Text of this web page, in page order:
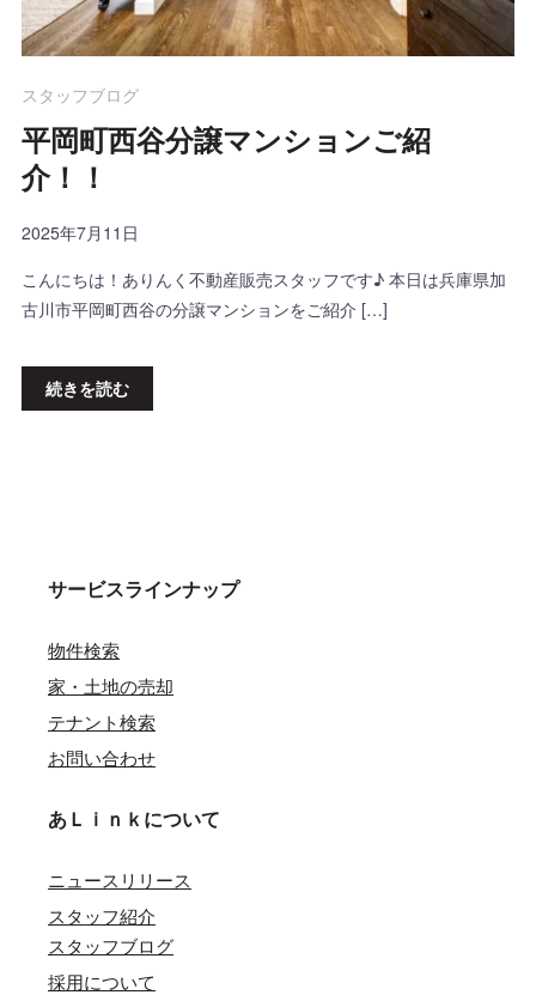
スタッフブログ
平岡町西谷分譲マンションご紹
介！！
2025年7月11日
こんにちは！ありんく不動産販売スタッフです♪ 本日は兵庫県加
古川市平岡町西谷の分譲マンションをご紹介 […]
続きを読む
サービスラインナップ
物件検索
家・土地の売却
テナント検索
お問い合わせ
あＬｉｎｋについて
ニュースリリース
スタッフ紹介
スタッフブログ
採用について